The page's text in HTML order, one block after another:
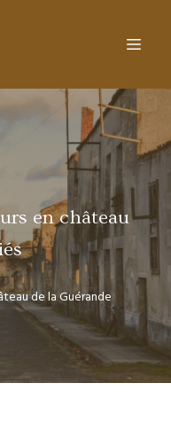
en château
de la Guérande